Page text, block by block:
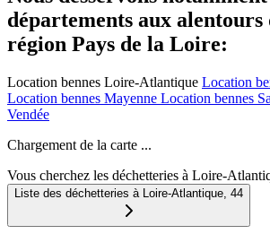
départements aux alentours
région Pays de la Loire:
Location bennes Loire-Atlantique Location
Location bennes Mayenne Location bennes
Vendée
Chargement de la carte ...
Vous cherchez les déchetteries à Loire-
Liste des déchetteries à Loire-Atlantique 44